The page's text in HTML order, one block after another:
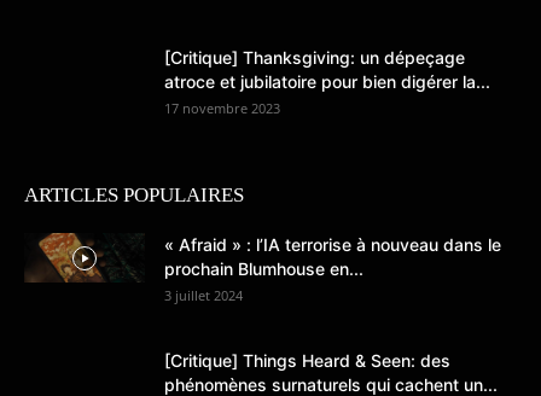
[Critique] Thanksgiving: un dépeçage
atroce et jubilatoire pour bien digérer la...
17 novembre 2023
ARTICLES POPULAIRES
« Afraid » : l’IA terrorise à nouveau dans le
prochain Blumhouse en...
3 juillet 2024
[Critique] Things Heard & Seen: des
phénomènes surnaturels qui cachent un...